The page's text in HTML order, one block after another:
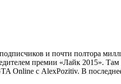
и почти полтора
премии «Лайк 2015».
Online с AlexPozitiv. В